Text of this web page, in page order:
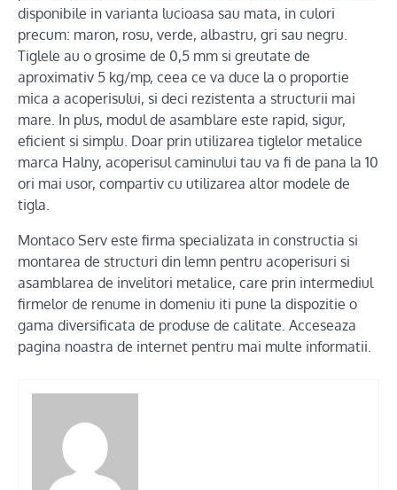
disponibile in varianta lucioasa sau mata, in culori
precum: maron, rosu, verde, albastru, gri sau negru.
Tiglele au o grosime de 0,5 mm si greutate de
aproximativ 5 kg/mp, ceea ce va duce la o proportie
mica a acoperisului, si deci rezistenta a structurii mai
mare. In plus, modul de asamblare este rapid, sigur,
eficient si simplu. Doar prin utilizarea tiglelor metalice
marca Halny, acoperisul caminului tau va fi de pana la 10
ori mai usor, compartiv cu utilizarea altor modele de
tigla.
Montaco Serv este firma specializata in constructia si
montarea de structuri din lemn pentru acoperisuri si
asamblarea de invelitori metalice, care prin intermediul
firmelor de renume in domeniu iti pune la dispozitie o
gama diversificata de produse de calitate. Acceseaza
pagina noastra de internet pentru mai multe informatii.